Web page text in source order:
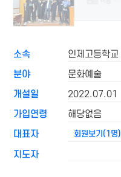
소속
인제고등학교
분야
문화예술
개설일
2022.07.01
가입연령
해당없음
대표자
회원보기(1명)
지도자